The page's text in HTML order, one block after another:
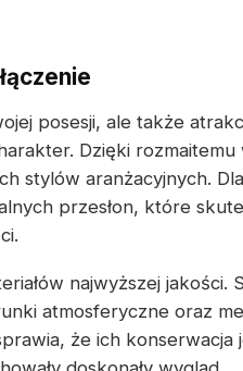
posesji, ale także
Dzięki
stylów aranżacyjnych.
przesłon, które
najwyższej jakości.
atmosferyczne oraz
że ich konserwacja